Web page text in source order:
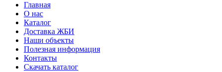
Главная
О нас
Каталог
Доставка ЖБИ
Наши объекты
Полезная информация
Контакты
Скачать каталог